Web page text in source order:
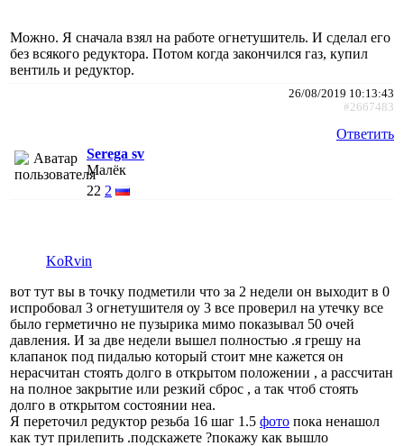
Можно. Я сначала взял на работе огнетушитель. И сделал его
без всякого редуктора. Потом когда закончился газ, купил
вентиль и редуктор.
26/08/2019 10:13:43
#2667483
Ответить
Serega sv
Малёк
22 2
KoRvin
вот тут вы в точку подметили что за 2 недели он выходит в 0
испробовал 3 огнетушителя оу 3 все проверил на утечку все
было герметично не пузырика мимо показывал 50 очей
давления. И за две недели вышел полностью .я грешу на
клапанок под пидалью который стоит мне кажется он
нерасчитан стоять долго в открытом положении , а рассчитан
на полное закрытие или резкий сброс , а так чтоб стоять
долго в открытом состоянии неа.
Я переточил редуктор резьба 16 шаг 1.5 фото пока ненашол
как тут прилепить .подскажете ?покажу как вышло